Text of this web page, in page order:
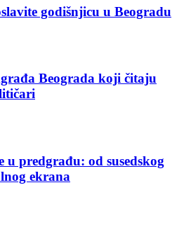
godišnjicu u Beogradu
Beograda koji čitaju
u predgrađu: od susedskog
ekrana